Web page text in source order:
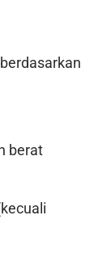
berat